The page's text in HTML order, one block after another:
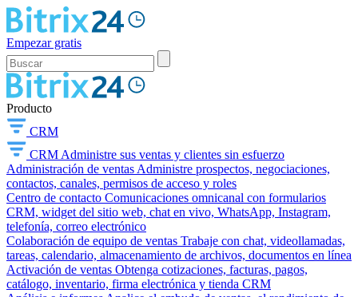
Empezar gratis
Producto
CRM
CRM Administre sus ventas y clientes sin esfuerzo
Administración de ventas Administre prospectos, negociaciones,
contactos, canales, permisos de acceso y roles
Centro de contacto Comunicaciones omnicanal con formularios
CRM, widget del sitio web, chat en vivo, WhatsApp, Instagram,
telefonía, correo electrónico
Colaboración de equipo de ventas Trabaje con chat, videollamadas,
tareas, calendario, almacenamiento de archivos, documentos en línea
Activación de ventas Obtenga cotizaciones, facturas, pagos,
catálogo, inventario, firma electrónica y tienda CRM